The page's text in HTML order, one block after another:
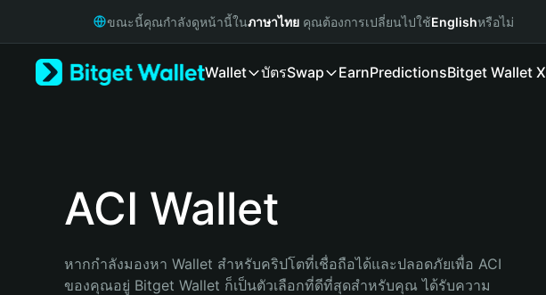
Русский
Bahasa Indonesia
ขณะนี้คุณกำลังดูหน้านี้ในภาษาไทย คุณต้องการเปลี่ยนไปใช้Englishหรือไม่
Wallet บัตรSwap EarnPredictionsBitget Wallet X
ACI Wallet
หากกำลังมองหา Wallet สำหรับคริปโตที่เชื่อถือได้และปลอดภัยเพื่อ ACI
ของคุณอยู่ Bitget Wallet ก็เป็นตัวเลือกที่ดีที่สุดสำหรับคุณ ได้รับความ